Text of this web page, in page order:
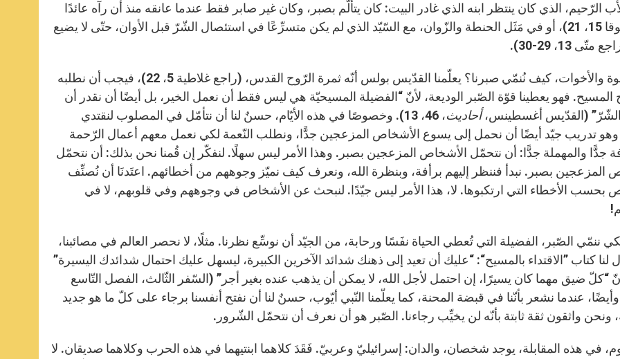
الرّحيم، الذي كان ينتظر ابنه الذي غادر البيت: كان يتألّم بصبر، وكان غير صابر فقط عندما عانقه منذ أن رآه عائدًا
(راجع لوقا 15، 21)، أو في مَثَل الحنطة والزّوان، مع السّيّد الذي لم يكن متسرِّعًا في استئصال الشّرّ قبل الأوان، حتّى لا يضيع
13، 29-30).
أيّها الإخوة والأخوات، كيف نُنمّي صبرنا؟ يعلّمنا القدّيس بولس أنّه ثمرة الرّوح القدس، (راجع غلاطية 5، 22)، فيجب أن نطلبه
فهو يعطينا قوّة الصّبر الوديعة، لأنّ “الفضيلة المسيحيّة هي ليس فقط أن نعمل الخير، بل أيضًا أن نقدر أن
(القدّيس أغسطينس،أحاديث
، 46، 13). وخصوصًا في هذه الأيّام، حسنٌ لنا أن نتأمّل في المصلوب لنقتدي
تدريب جيّد أيضًا أن نحمل إلى يسوع الأشخاص المزعجين جدًّا، ونطلب النّعمة لكي نعمل معهم أعمال الرّحمة
جدًّا والمهملة جدًّا: أن نتحمّل الأشخاص المزعجين بصبر. وهذا الأمر ليس سهلًا. لنفكّر إن قُمنا نحن بذلك: أن نتحمّل
المزعجين بصبر. نبدأ فننظر إليهم برأفة، وبنظرة الله، ونعرف كيف نميّز وجوههم من أخطائهم. اعتَدنَا أن نُصنِّف
بحسب الأخطاء التي ارتكبوها. لا، هذا الأمر ليس جيّدًا. لنبحث عن الأشخاص في وجوههم وفي قلوبهم، لا في
ننمّي الصّبر، الفضيلة التي تُعطي الحياة نفَسًا ورحابة، من الجيّد أن نوسِّع نظرنا. مثلًا، لا نحصر العالم في مصائبنا،
لنا كتاب ”الاقتداء بالمسيح“: “عليك أن تعيد إلى ذهنك شدائد الآخرين الكبيرة، ليسهل عليك احتمال شدائدك اليسيرة”
“كلّ ضيق مهما كان يسيرًا، إن احتمل لأجل الله، لا يمكن أن يذهب عنده بغير أجر” (السّفر الثّالث، الفصل التّاسع
عندما نشعر بأنّنا في قبضة المحنة، كما يعلّمنا النّبي أيّوب، حسنٌ لنا أن نفتح أنفسنا برجاء على كلّ ما هو جديد
ونحن واثقون ثقة ثابتة بأنّه لن يخيِّب رجاءنا. الصّبر هو أن نعرف أن نتحمّل الشّرور.
في هذه المقابلة، يوجد شخصان، والدان: إسرائيليّ وعربيّ. فَقَدَ كلاهما ابنتيهما في هذه الحرب وكلاهما صديقان. لا